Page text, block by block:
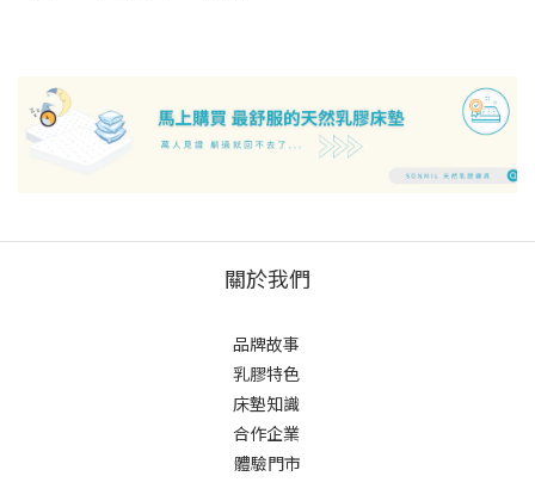
關於我們
品牌故事
乳膠特色
床墊知識
合作企業
體驗門市